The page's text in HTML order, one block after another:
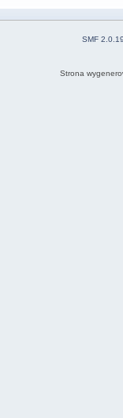
SMF
Strona